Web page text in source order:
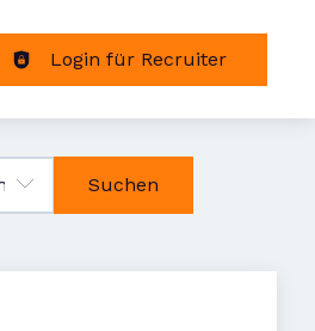
Login für Recruiter
Suchen